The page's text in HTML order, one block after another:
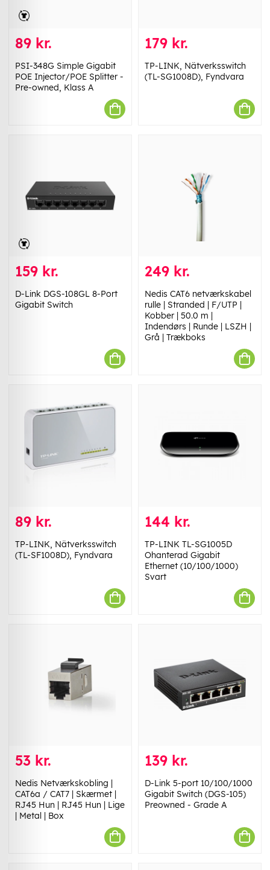
89 kr.
PSI-348G Simple Gigabit
POE Injector/POE Splitter -
Pre-owned, Klass A
179 kr.
TP-LINK, Nätverksswitch
(TL-SG1008D), Fyndvara
159 kr.
D-Link DGS-108GL 8-Port
Gigabit Switch
249 kr.
Nedis CAT6 netværkskabel
rulle | Stranded | F/UTP |
Kobber | 50.0 m |
Indendørs | Runde | LSZH |
Grå | Trækboks
89 kr.
TP-LINK, Nätverksswitch
(TL-SF1008D), Fyndvara
144 kr.
TP-LINK TL-SG1005D
Ohanterad Gigabit
Ethernet (10/100/1000)
Svart
53 kr.
Nedis Netværkskobling |
CAT6a / CAT7 | Skærmet |
RJ45 Hun | RJ45 Hun | Lige
| Metal | Box
139 kr.
D-Link 5-port 10/100/1000
Gigabit Switch (DGS-105)
Preowned - Grade A